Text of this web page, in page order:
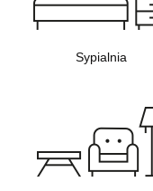
Sypialnia